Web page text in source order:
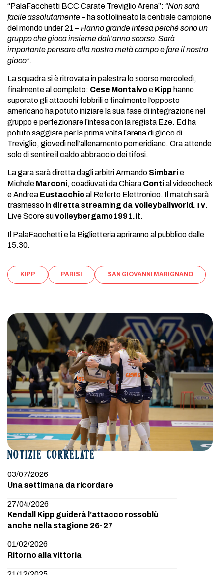
NOTIZIE CORRELATE
03/07/2026
Una settimana da ricordare
27/04/2026
Kendall Kipp guiderà l’attacco rossoblù
anche nella stagione 26-27
01/02/2026
Ritorno alla vittoria
“PalaFacchetti BCC Carate Treviglio Arena”: “Non sarà
facile assolutamente– ha sottolineato la centrale campione
del mondo under 21 – Hanno grande intesa perché sono un
gruppo che gioca insieme dall’anno scorso. Sarà
importante pensare alla nostra metà campo e fare il nostro
gioco”.
La squadra si è ritrovata in palestra lo scorso mercoledì,
finalmente al completo: Cese Montalvoe Kipp hanno
superato gli attacchi febbrili e finalmente l’opposto
americano ha potuto iniziare la sua fase di integrazione nel
gruppo e perfezionare l’intesa con la regista Eze. Ed ha
potuto saggiare per la prima volta l’arena di gioco di
Treviglio, giovedì nell’allenamento pomeridiano. Ora attende
solo di sentire il caldo abbraccio dei tifosi.
La gara sarà diretta dagli arbitri Armando Simbarie
Michele Marconi, coadiuvati da Chiara Contial videocheck
e Andrea Eustacchioal Referto Elettronico. Il match sarà
trasmesso in diretta streaming da VolleyballWorld.Tv.
Live Score suvolleybergamo1991.it.
Il PalaFacchetti e la Biglietteria apriranno al pubblico dalle
15.30.
KIPP PARISI SAN GIOVANNI MARIGNANO